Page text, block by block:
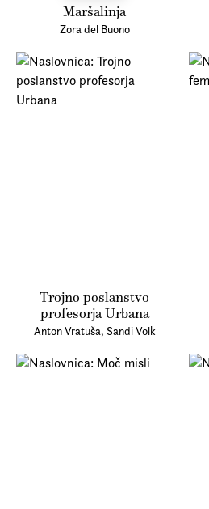
Maršalinja
Zora del Buono
Trojno poslanstvo
profesorja Urbana
Anton Vratuša, Sandi Volk